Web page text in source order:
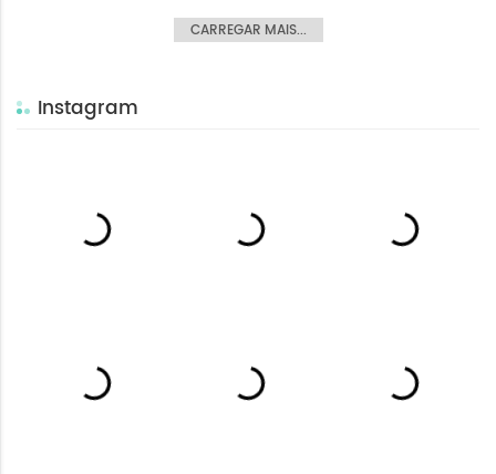
CARREGAR MAIS...
Instagram